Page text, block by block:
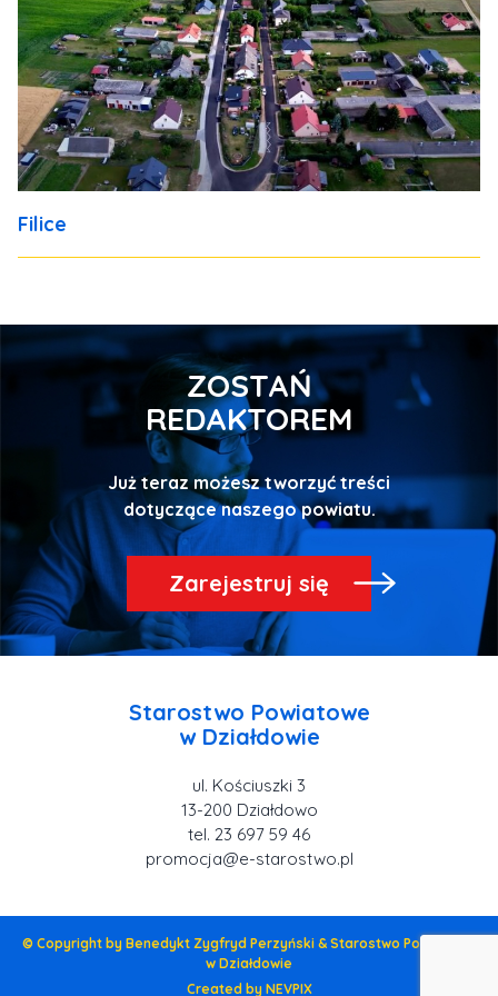
Filice
ZOSTAŃ
REDAKTOREM
Już teraz możesz tworzyć treści
dotyczące naszego powiatu.
Zarejestruj się
Starostwo Powiatowe
ul. Kościuszki 3
tel. 23 697 59 46
promocja@e-starostwo.pl
© Copyright by Benedykt Zygfryd Perzyński & Starostwo Powiatowe
w Działdowie
Created by NEVPIX